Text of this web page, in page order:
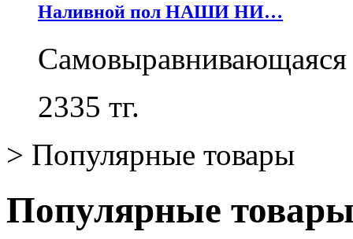
Наливной пол НАШИ НИ…
2335 тг.
> Популярные товары
Популярные